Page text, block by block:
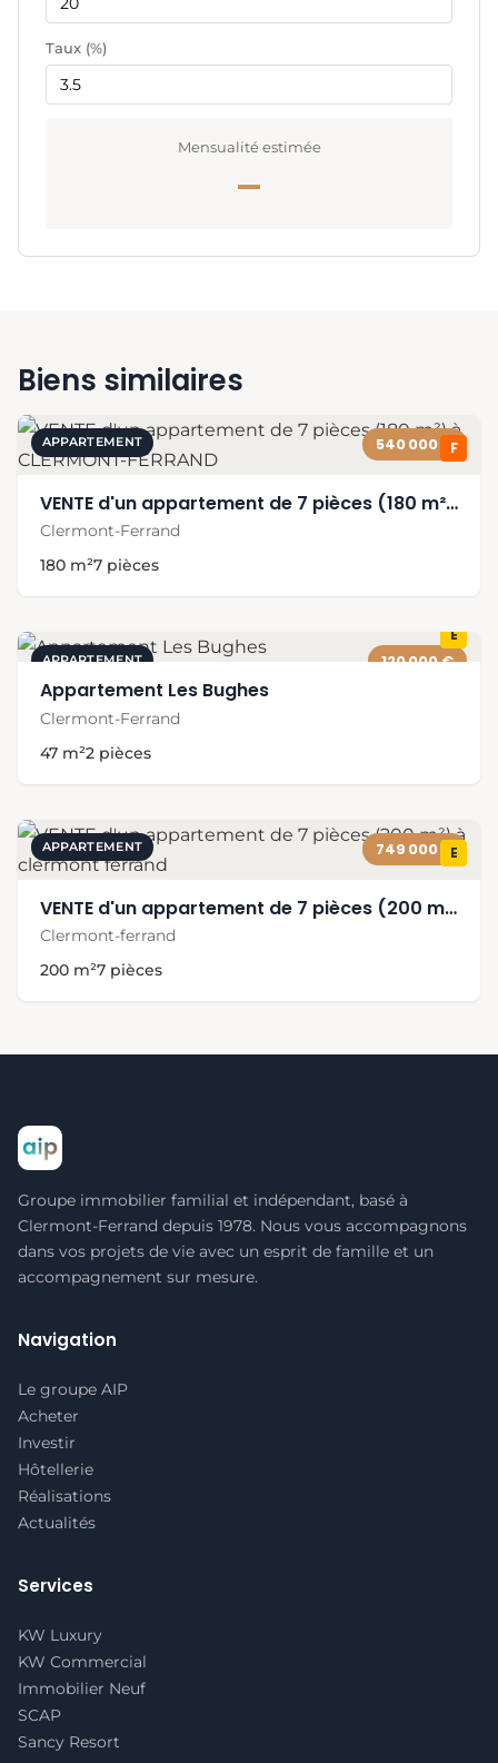
Taux (%)
Mensualité estimée
—
Biens similaires
APPARTEMENT 540 000 €F
VENTE d'un appartement de 7 pièces (180 m²) à CLERMONT-FERRAND
Clermont-Ferrand
180 m²7 pièces
APPARTEMENT 120 000 €
E
Appartement Les Bughes
Clermont-Ferrand
47 m²2 pièces
APPARTEMENT 749 000 €E
VENTE d'un appartement de 7 pièces (200 m²) à clermont ferrand
Clermont-ferrand
200 m²7 pièces
Groupe immobilier familial et indépendant, basé à
Clermont-Ferrand depuis 1978. Nous vous accompagnons
dans vos projets de vie avec un esprit de famille et un
accompagnement sur mesure.
Navigation
Le groupe AIP
Acheter
Investir
Hôtellerie
Réalisations
Actualités
Services
KW Luxury
KW Commercial
Immobilier Neuf
SCAP
Sancy Resort